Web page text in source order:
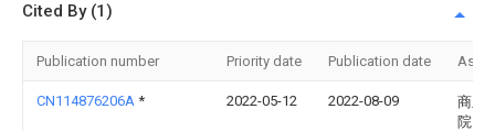
Cited By (1)
Publication number Priority date Publication date
CN114876206A * 2022-05-12 2022-08-09
商丘
院